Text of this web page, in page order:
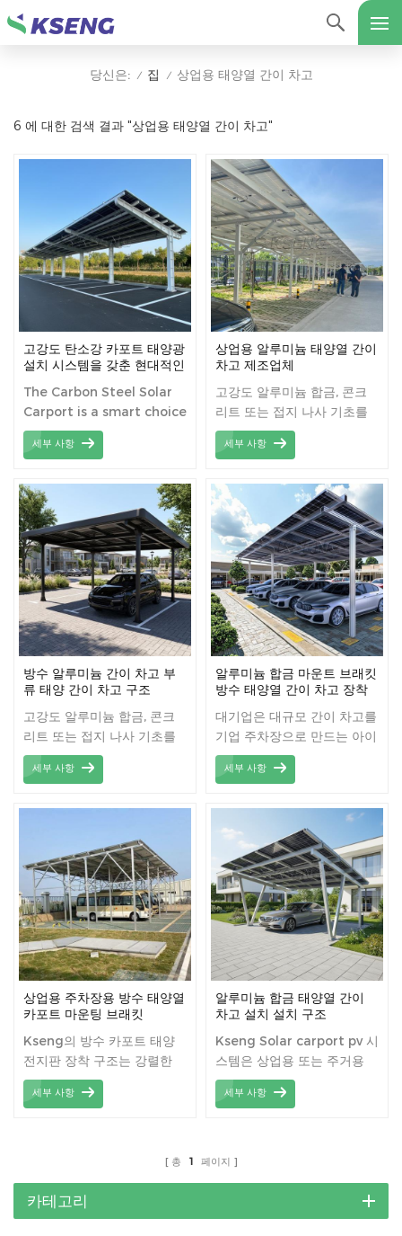
당신은: / 집 / 상업용 태양열 간이 차고
6 에 대한 검색 결과 "상업용 태양열 간이 차고"
고강도 탄소강 카포트 태양광
설치 시스템을 갖춘 현대적인
The Carbon Steel Solar
Carport is a smart choice
for those seeking a
durable and efficient
Engineered with high-
quality carbon steel, it
provides a robust
structure that ensures
long-term stability and
resistance to corrosion.
This innovative carport
not only offers reliable
protection for your
vehicles but also
integrates solar panels
seamlessly, allowing you
to capture solar energy
effectively. With low
maintenance
requirements and a long
lifespan, the Carbon
not only a practical
investment but also a
sustainable one,
contributing to a
greener future.
세부 사항
상업용 알루미늄 태양열 간이
차고 제조업체
고강도 알루미늄 합금, 콘크
리트 또는 접지 나사 기초를
사용한 간이 차고 태양열 장
착세부 사항
방수 알루미늄 간이 차고 부
류 태양 간이 차고 구조
고강도 알루미늄 합금, 콘크
리트 또는 접지 나사 기초를
사용한 간이 차고 태양열 장
착세부 사항
알루미늄 합금 마운트 브래킷
방수 태양열 간이 차고 장착
대기업은 대규모 간이 차고를
기업 주차장으로 만드는 아이
디어를 점점 더 수용하고 있
습니다.
세부 사항
상업용 주차장용 방수 태양열
카포트 마운팅 브래킷
Kseng의 방수 카포트 태양
전지판 장착 구조는 강렬한
태양열로부터 차를 보호합니
다.세부 사항
알루미늄 합금 태양열 간이
차고 설치 설치 구조
Kseng Solar carport pv 시
스템은 상업용 또는 주거용
설치에 적용할 수 있습니다.
세부 사항
총 1 페이지
카테고리